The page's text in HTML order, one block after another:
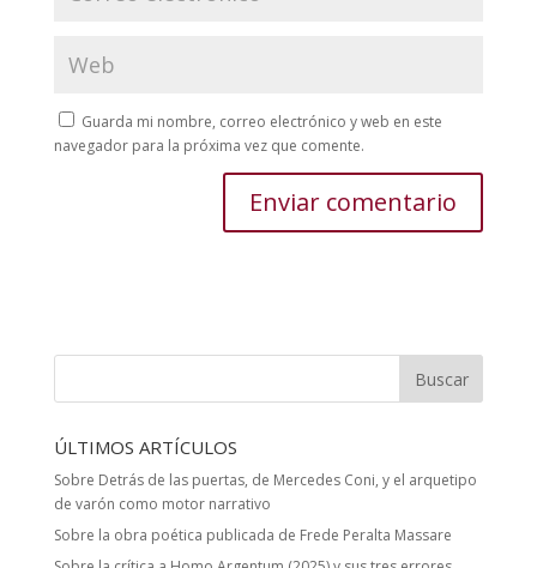
Guarda mi nombre, correo electrónico y web en este
navegador para la próxima vez que comente.
ÚLTIMOS ARTÍCULOS
Sobre Detrás de las puertas, de Mercedes Coni, y el arquetipo
de varón como motor narrativo
Sobre la obra poética publicada de Frede Peralta Massare